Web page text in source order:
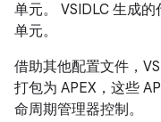
单元。 VSIDLC 生成
单元。
借助其他配置文件，
打包为 APEX，这些
命周期管理器控制。